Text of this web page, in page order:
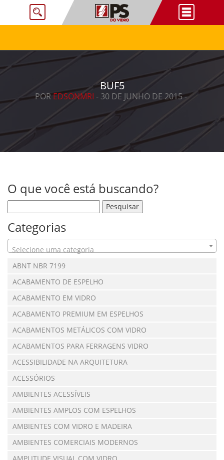
BUF5
POREDSONMRI - 30 DE JUNHO DE 2015 -
O que você está buscando?
Categorias
Selecione uma categoria
ABNT NBR 7199
ACABAMENTO DE ESPELHO
ACABAMENTO EM VIDRO
ACABAMENTO PREMIUM EM ESPELHOS
ACABAMENTOS METÁLICOS COM VIDRO
ACABAMENTOS PARA FERRAGENS VIDRO
ACESSIBILIDADE NA ARQUITETURA
ACESSÓRIOS
AMBIENTES ACESSÍVEIS
AMBIENTES AMPLOS COM ESPELHOS
AMBIENTES COM VIDRO E MADEIRA
AMBIENTES COMERCIAIS MODERNOS